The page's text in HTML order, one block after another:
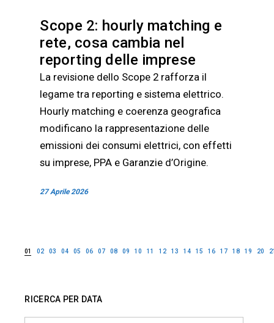
Scope 2: hourly matching e
rete, cosa cambia nel
reporting delle imprese
La revisione dello Scope 2 rafforza il
legame tra reporting e sistema elettrico.
Hourly matching e coerenza geografica
modificano la rappresentazione delle
emissioni dei consumi elettrici, con effetti
su imprese, PPA e Garanzie d’Origine.
27 Aprile 2026
01 02 03 04 05 06 07 08 09 10 11 12 13 14 15 16 17 18 19 20
RICERCA PER DATA